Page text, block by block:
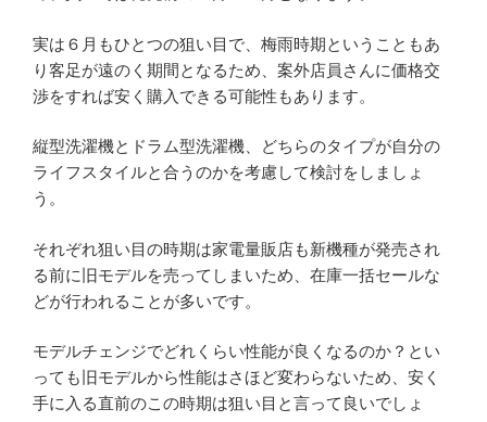
実は６月もひとつの狙い目で、梅雨時期ということもあ
り客足が遠のく期間となるため、案外店員さんに価格交
渉をすれば安く購入できる可能性もあります。
縦型洗濯機とドラム型洗濯機、どちらのタイプが自分の
ライフスタイルと合うのかを考慮して検討をしましょ
う。
それぞれ狙い目の時期は家電量販店も新機種が発売され
る前に旧モデルを売ってしまいため、在庫一括セールな
どが行われることが多いです。
モデルチェンジでどれくらい性能が良くなるのか？とい
っても旧モデルから性能はさほど変わらないため、安く
手に入る直前のこの時期は狙い目と言って良いでしょ